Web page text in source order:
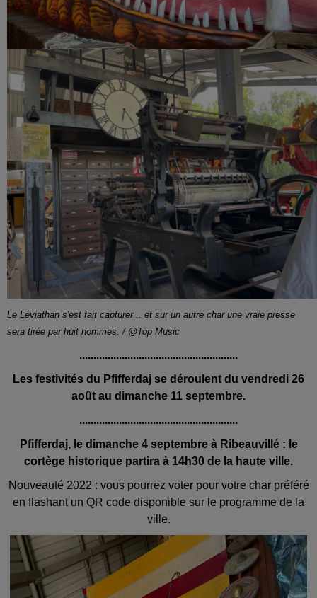
Le Léviathan s'est fait capturer... et sur un autre char une vraie presse
sera tirée par huit hommes. / @Top Music
........................................................
Les festivités du Pfifferdaj se déroulent du vendredi 26
août au dimanche 11 septembre.
........................................................
Pfifferdaj, le dimanche 4 septembre à Ribeauvillé : le
cortège historique partira à 14h30 de la haute ville.
Nouveauté 2022 : vous pourrez voter pour votre char préféré
en flashant un QR code disponible sur le programme de la
ville.